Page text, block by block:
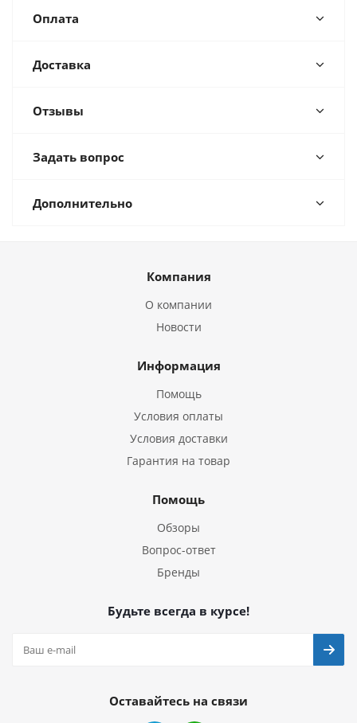
Оплата
Доставка
Отзывы
Задать вопрос
Дополнительно
Компания
О компании
Новости
Информация
Помощь
Условия оплаты
Условия доставки
Гарантия на товар
Помощь
Обзоры
Вопрос-ответ
Бренды
Будьте всегда в курсе!
Оставайтесь на связи